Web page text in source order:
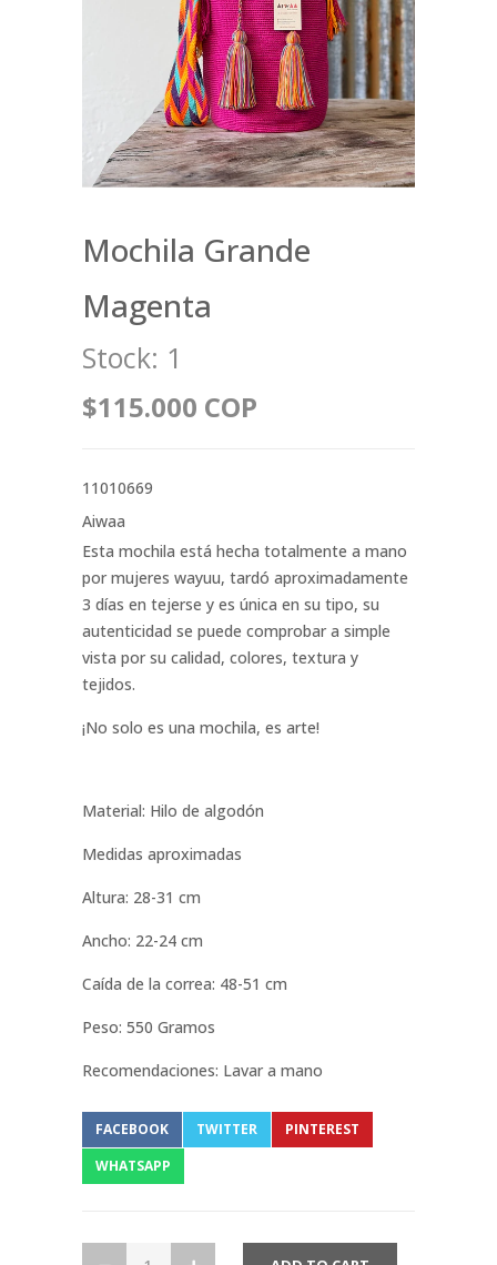
Mochila Grande
Magenta
Stock: 1
$115.000 COP
11010669
Aiwaa
Esta mochila está hecha totalmente a mano
por mujeres wayuu, tardó aproximadamente
3 días en tejerse y es única en su tipo, su
autenticidad se puede comprobar a simple
vista por su calidad, colores, textura y
tejidos.
¡No solo es una mochila, es arte!
Material: Hilo de algodón
Medidas aproximadas
Altura: 28-31 cm
Ancho: 22-24 cm
Caída de la correa: 48-51 cm
Peso: 550 Gramos
Recomendaciones: Lavar a mano
FACEBOOK TWITTER
PINTEREST
WHATSAPP